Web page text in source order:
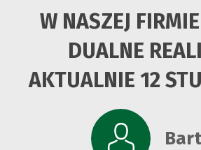
W NASZEJ
DUALNE
AKTUALNIE 12